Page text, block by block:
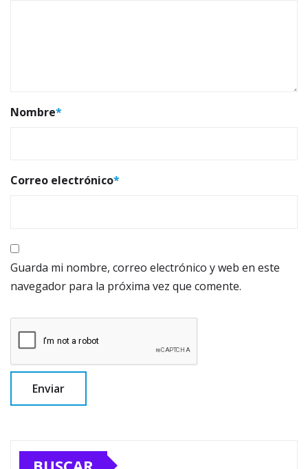
Nombre*
Correo electrónico*
Guarda mi nombre, correo electrónico y web en este
navegador para la próxima vez que comente.